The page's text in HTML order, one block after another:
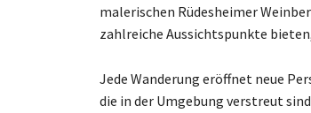
malerischen Rüdesheimer
zahlreiche Aussichtspunkte
Jede Wanderung eröffnet neue
die in der Umgebung verstreut